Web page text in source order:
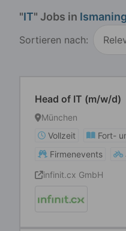
"IT" Jobs in Ismaning
Sortieren nach:
Head of IT (m/w/d)
München
Vollzeit
Fort-
Firmenevents
infinit.cx GmbH